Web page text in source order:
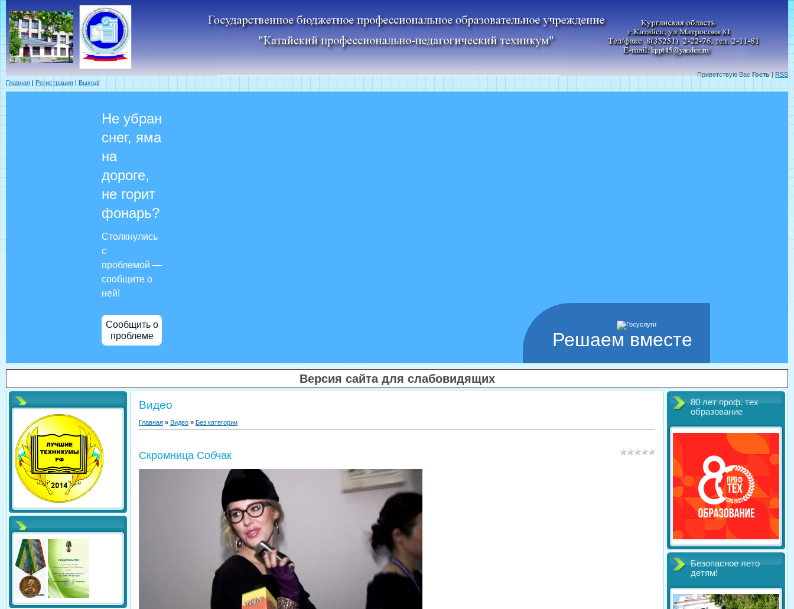
Приветствую Вас Гость|RSS
Главная | Регистрация | Выход|
Решаем вместе
Не убран
снег, яма
на
дороге,
не горит
фонарь?
Столкнулись
с
проблемой —
сообщите о
ней!
Сообщить о
проблеме
Версия сайта для слабовидящих
Видео
Главная » Видео » Без категории
Скромница Собчак
80 лет проф. тех
образование
Безопасное лето
детям!